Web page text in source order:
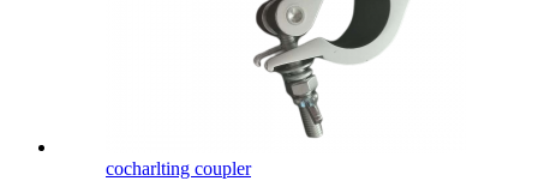
cocharlting coupler